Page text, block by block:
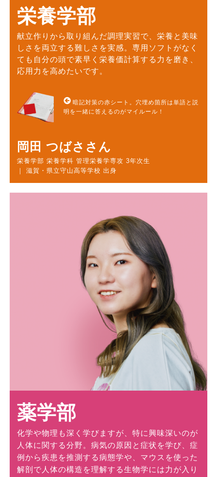
栄養学部
献立作りから取り組んだ調理実習で、栄養と美味
しさを両立する難しさを実感。専用ソフトがなく
ても自分の頭で素早く栄養価計算する力を磨き、
応用力を高めたいです。
暗記対策の赤シート。穴埋め箇所は単語と説
明を一緒に答えるのがマイルール！
岡田 つばささん
栄養学部 栄養学科 管理栄養学専攻 3年次生
｜ 滋賀・県立守山高等学校 出身
薬学部
化学や物理も深く学びますが、特に興味深いのが
人体に関する分野。病気の原因と症状を学び、症
例から疾患を推測する病態学や、マウスを使った
解剖で人体の構造を理解する生物学には力が入り